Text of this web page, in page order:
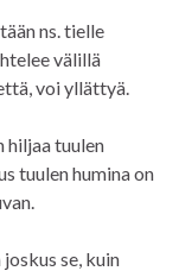
ns. tielle
välillä
voi yllättyä.
hiljaa tuulen
tuulen humina on
se, kuin